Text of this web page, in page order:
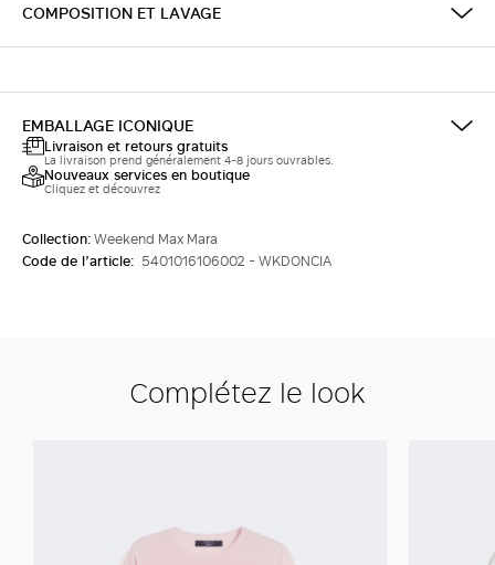
COMPOSITION ET LAVAGE
EMBALLAGE ICONIQUE
Livraison et retours gratuits
La livraison prend généralement 4-8 jours ouvrables.
Nouveaux services en boutique
Cliquez et découvrez
Collection:Weekend Max Mara
Code de l’article: 5401016106002 - WKDONCIA
Complétez le look